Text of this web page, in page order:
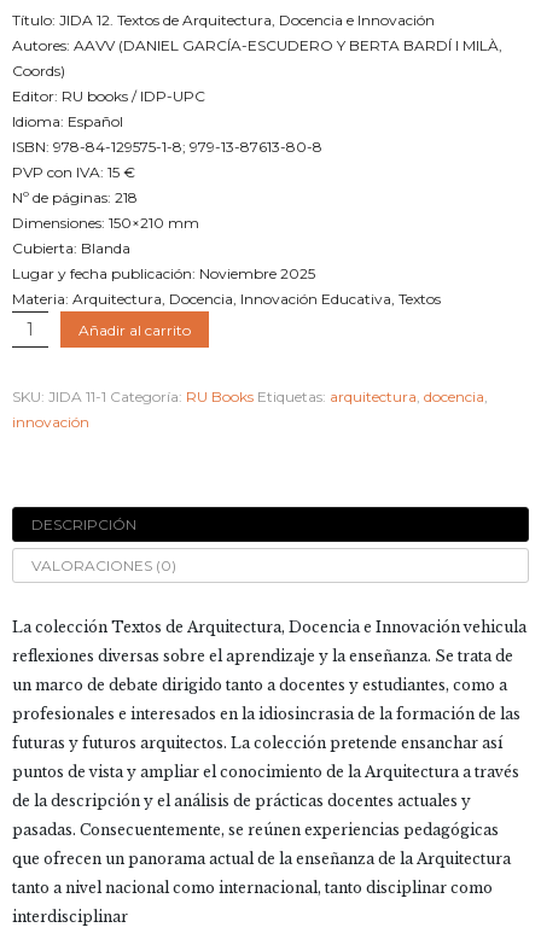
Título: JIDA 12. Textos de Arquitectura, Docencia e Innovación
Autores: AAVV (DANIEL GARCÍA-ESCUDERO Y BERTA BARDÍ I MILÀ,
Coords)
Editor: RU books / IDP-UPC
Idioma: Español
ISBN: 978-84-129575-1-8; 979-13-87613-80-8
PVP con IVA: 15 €
Nº de páginas: 218
Dimensiones: 150×210 mm
Cubierta: Blanda
Lugar y fecha publicación: Noviembre 2025
Materia: Arquitectura, Docencia, Innovación Educativa, Textos
JIDA
12.
de
Arquitectura,
cantidad
Añadir al carrito
SKU: JIDA 11-1 Categoría: RU Books Etiquetas: arquitectura, docencia,
innovación
DESCRIPCIÓN
VALORACIONES (0)
La colección Textos de Arquitectura, Docencia e Innovación vehicula
reflexiones diversas sobre el aprendizaje y la enseñanza. Se trata de
un marco de debate dirigido tanto a docentes y estudiantes, como a
profesionales e interesados en la idiosincrasia de la formación de las
futuras y futuros arquitectos. La colección pretende ensanchar así
puntos de vista y ampliar el conocimiento de la Arquitectura a través
de la descripción y el análisis de prácticas docentes actuales y
pasadas. Consecuentemente, se reúnen experiencias pedagógicas
que ofrecen un panorama actual de la enseñanza de la Arquitectura
tanto a nivel nacional como internacional, tanto disciplinar como
interdisciplinar